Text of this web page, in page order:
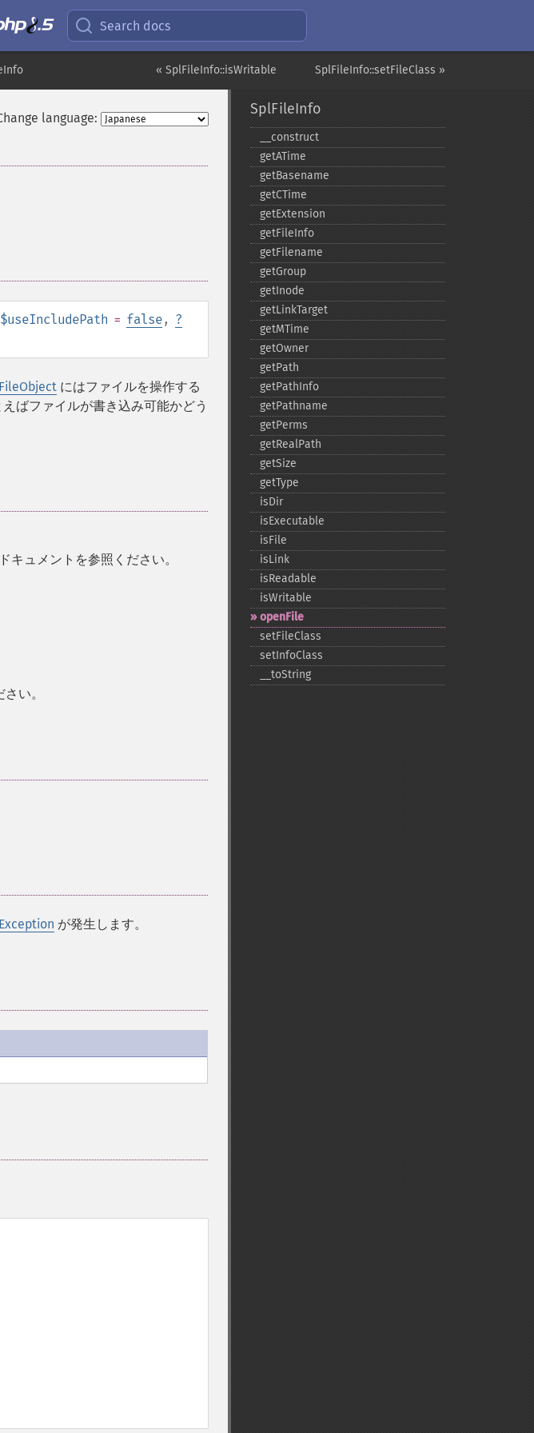
Search docs
SplFileInfo::setFileClass »
« SplFileInfo::isWritable
language:
$useIncludePath = false, ?
にはファイルを操作する
ばファイルが書き込み可能かどう
キュメントを参照ください。
い。
が発生します。
SplFileInfo
_​_​construct
getATime
getBasename
getCTime
getExtension
getFileInfo
getFilename
getGroup
getInode
getLinkTarget
getMTime
getOwner
getPath
getPathInfo
getPathname
getPerms
getRealPath
getSize
getType
isDir
isExecutable
isFile
isLink
isReadable
isWritable
openFile
setFileClass
setInfoClass
_​_​toString